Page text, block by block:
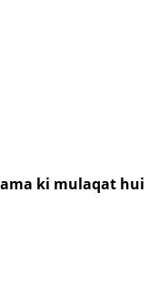
ki mulaqat hui